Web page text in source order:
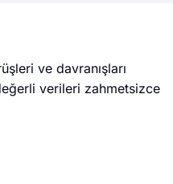
ve davranışları
verileri zahmetsizce